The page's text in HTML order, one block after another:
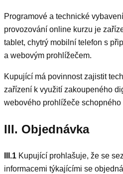
Programové a technické
provozování online kurzu je
tablet, chytrý mobilní telefon s
a webovým prohlížečem.
Kupující má povinnost zajistit
zařízení k využití zakoupeného
webového prohlížeče schopného
III. Objednávka
III.1 Kupující prohlašuje, že se
informacemi týkajícími se